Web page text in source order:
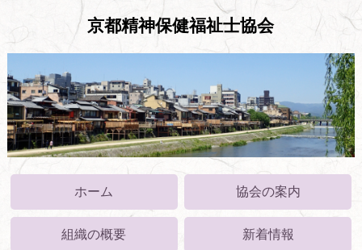
京都精神保健福祉士協会
ホーム 協会の案内
組織の概要 新着情報